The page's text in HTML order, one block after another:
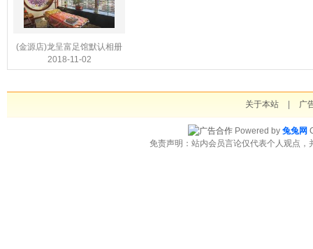
(金源店)龙呈富足馆默认相册
2018-11-02
关于本站 广
Powered by 兔兔网
免责声明：站内会员言论仅代表个人观点